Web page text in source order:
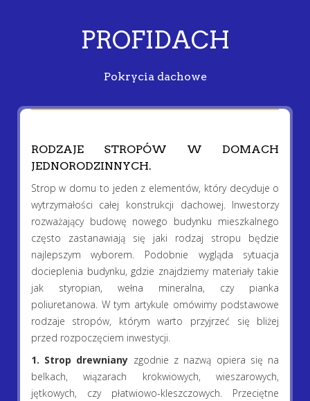
PROFIDACH
Pokrycia dachowe
RODZAJE STROPÓW W DOMACH
JEDNORODZINNYCH.
Strop w domu to jeden z elementów, który decyduje o
wytrzymałości całej konstrukcji dachowej. Inwestorzy
rozważający budowę nowego budynku mieszkalnego
często zastanawiają się jaki rodzaj stropu będzie
najlepszym wyborem. Podobnie wygląda sytuacja
docieplenia budynku, gdzie znajdziemy materiały takie
jak styropian, wełna mineralna, czy pianka
poliuretanowa. W tym artykule omówimy podstawowe
rodzaje stropów, którym warto przyjrzeć się bliżej
przed rozpoczęciem inwestycji.
1. Strop drewniany zgodnie z nazwą opiera się na
belkach, wiązarach krokwiowych, wieszarowych,
jętkowych, czy płatwiowo-kleszczowych. Przeciętne